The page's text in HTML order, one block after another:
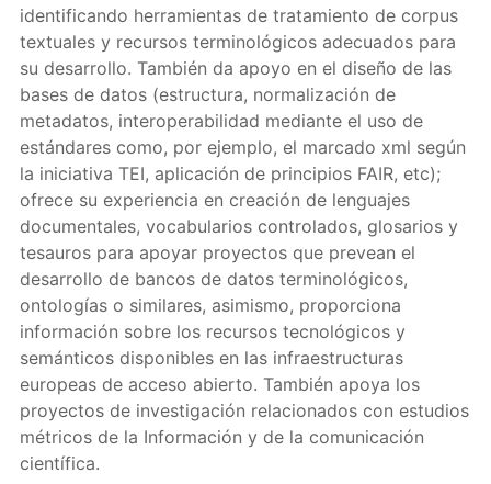
identificando herramientas de tratamiento de corpus
textuales y recursos terminológicos adecuados para
su desarrollo. También da apoyo en el diseño de las
bases de datos (estructura, normalización de
metadatos, interoperabilidad mediante el uso de
estándares como, por ejemplo, el marcado xml según
la iniciativa TEI, aplicación de principios FAIR, etc);
ofrece su experiencia en creación de lenguajes
documentales, vocabularios controlados, glosarios y
tesauros para apoyar proyectos que prevean el
desarrollo de bancos de datos terminológicos,
ontologías o similares, asimismo, proporciona
información sobre los recursos tecnológicos y
semánticos disponibles en las infraestructuras
europeas de acceso abierto. También apoya los
proyectos de investigación relacionados con estudios
métricos de la Información y de la comunicación
científica.